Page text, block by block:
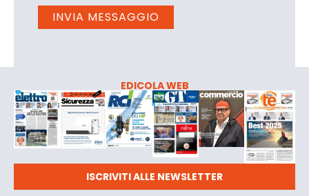
EDICOLA WEB
ISCRIVITI ALLE NEWSLETTER